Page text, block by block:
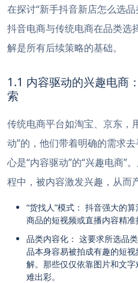
在探讨“新手抖音新店怎么选
抖音电商与传统电商在品类选
解是所有后续策略的基础。
1.1 内容驱动的兴趣电商
索
传统电商平台如淘宝、京东，
动”的，他们带着明确的需求
心是“内容驱动”的“兴趣电商”
程中，被内容激发兴趣，从而
“货找人”模式： 抖音强大的
商品的短视频或直播内容精准
品类内容化： 这要求所选品
品本身容易被拍成有趣的短
解。那些仅仅依靠图片和文
难出彩。